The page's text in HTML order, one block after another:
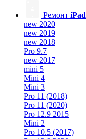
Ремонт iPad
new 2020
new 2019
new 2018
Pro 9.7
new 2017
mini 5
Mini 4
Mini 3
Pro 11 (2018)
Pro 11 (2020)
Pro 12.9 2015
Mini 2
Pro 10.5 (2017)